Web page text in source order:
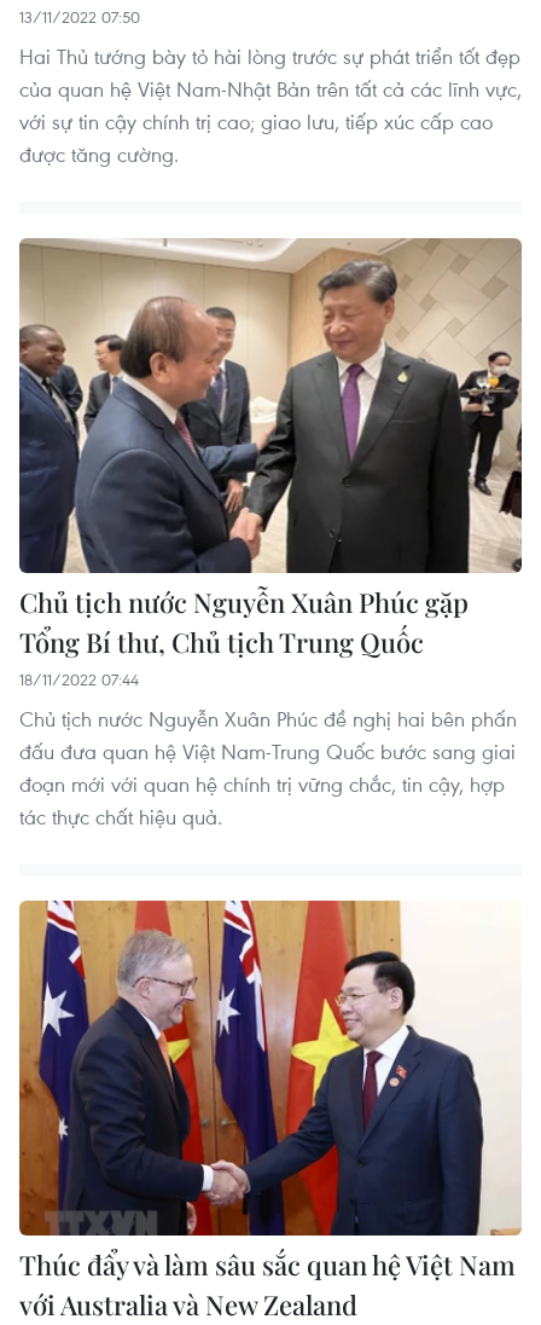
13/11/2022 07:50
Hai Thủ tướng bày tỏ hài lòng trước sự phát triển tốt đẹp
của quan hệ Việt Nam-Nhật Bản trên tất cả các lĩnh vực,
với sự tin cậy chính trị cao; giao lưu, tiếp xúc cấp cao
được tăng cường.
Chủ tịch nước Nguyễn Xuân Phúc gặp
Tổng Bí thư, Chủ tịch Trung Quốc
18/11/2022 07:44
Chủ tịch nước Nguyễn Xuân Phúc đề nghị hai bên phấn
đấu đưa quan hệ Việt Nam-Trung Quốc bước sang giai
đoạn mới với quan hệ chính trị vững chắc, tin cậy, hợp
tác thực chất hiệu quả.
​Thúc đẩy và làm sâu sắc quan hệ Việt Nam
với Australia và New Zealand